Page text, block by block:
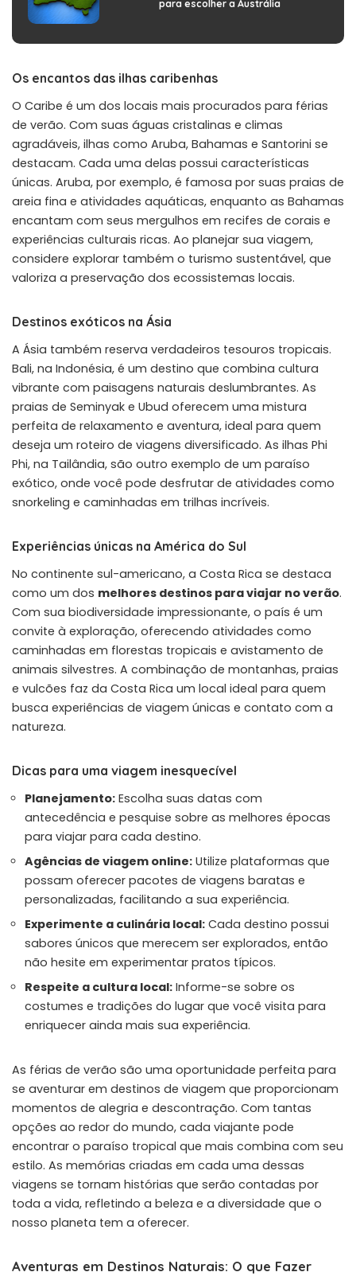
para escolher a Austrália
Os encantos das ilhas caribenhas
O Caribe é um dos locais mais procurados para férias
de verão. Com suas águas cristalinas e climas
agradáveis, ilhas como Aruba, Bahamas e Santorini se
destacam. Cada uma delas possui características
únicas. Aruba, por exemplo, é famosa por suas praias de
areia fina e atividades aquáticas, enquanto as Bahamas
encantam com seus mergulhos em recifes de corais e
experiências culturais ricas. Ao planejar sua viagem,
considere explorar também o turismo sustentável, que
valoriza a preservação dos ecossistemas locais.
Destinos exóticos na Ásia
A Ásia também reserva verdadeiros tesouros tropicais.
Bali, na Indonésia, é um destino que combina cultura
vibrante com paisagens naturais deslumbrantes. As
praias de Seminyak e Ubud oferecem uma mistura
perfeita de relaxamento e aventura, ideal para quem
deseja um roteiro de viagens diversificado. As ilhas Phi
Phi, na Tailândia, são outro exemplo de um paraíso
exótico, onde você pode desfrutar de atividades como
snorkeling e caminhadas em trilhas incríveis.
Experiências únicas na América do Sul
No continente sul-americano, a Costa Rica se destaca
como um dos melhores destinos para viajar no verão.
Com sua biodiversidade impressionante, o país é um
convite à exploração, oferecendo atividades como
caminhadas em florestas tropicais e avistamento de
animais silvestres. A combinação de montanhas, praias
e vulcões faz da Costa Rica um local ideal para quem
busca experiências de viagem únicas e contato com a
natureza.
Dicas para uma viagem inesquecível
Planejamento: Escolha suas datas com
antecedência e pesquise sobre as melhores épocas
para viajar para cada destino.
Agências de viagem online: Utilize plataformas que
possam oferecer pacotes de viagens baratas e
personalizadas, facilitando a sua experiência.
Experimente a culinária local: Cada destino possui
sabores únicos que merecem ser explorados, então
não hesite em experimentar pratos típicos.
Respeite a cultura local: Informe-se sobre os
costumes e tradições do lugar que você visita para
enriquecer ainda mais sua experiência.
As férias de verão são uma oportunidade perfeita para
se aventurar em destinos de viagem que proporcionam
momentos de alegria e descontração. Com tantas
opções ao redor do mundo, cada viajante pode
encontrar o paraíso tropical que mais combina com seu
estilo. As memórias criadas em cada uma dessas
viagens se tornam histórias que serão contadas por
toda a vida, refletindo a beleza e a diversidade que o
nosso planeta tem a oferecer.
Aventuras em Destinos Naturais: O que Fazer